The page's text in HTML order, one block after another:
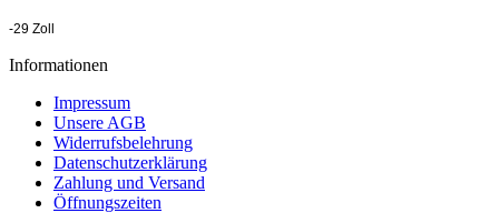
-29 Zoll
Informationen
Impressum
Unsere AGB
Widerrufsbelehrung
Datenschutzerklärung
Zahlung und Versand
Öffnungszeiten